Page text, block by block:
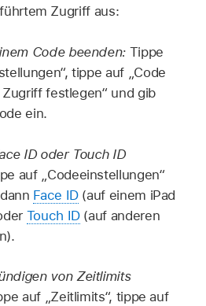
Zugriff aus:
Code beenden: Tippe
tippe auf „Code
festlegen“ und gib
ein.
ID oder Touch ID
auf „Codeeinstellungen“
Face ID(auf einem iPad
Touch ID(auf anderen
von Zeitlimits
auf „Zeitlimits“, tippe auf